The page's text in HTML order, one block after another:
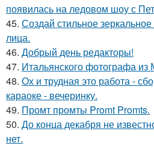
появилась на ледовом шоу с
45. Создай стильное
лица.
46. Добрый день редакторы!
47. Итальянского фотографа из
48. Ох и трудная это работа -
караоке - вечеринку.
49. Промт промты Promt Promts.
50. До конца декабря не
нет.